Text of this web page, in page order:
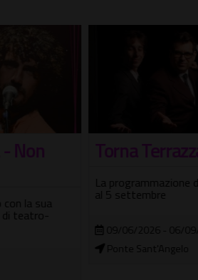
Torna Terrazza
La programmazione delle
al 5 settembre
09/06/2026 - 06/09/2026
Ponte Sant'Angelo